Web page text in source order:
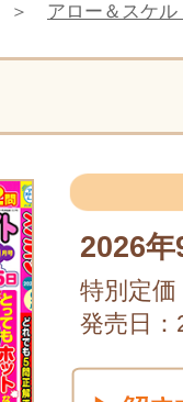
＞ アロー＆スケル
2026
特別定価
発売日：